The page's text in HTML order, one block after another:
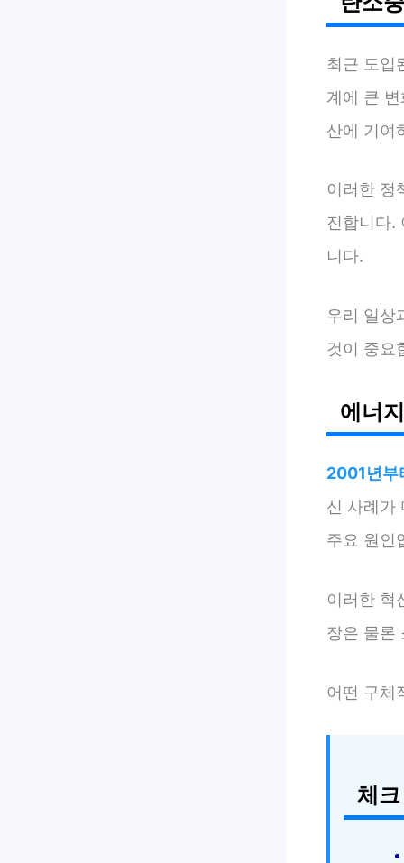
최근 도입
계에 큰
산에 기여
이러한 정
진합니다.
니다.
우리 일상
것이 중요
에너
2001년부
신 사례가
주요 원인
이러한 혁
장은 물론
어떤 구체
체